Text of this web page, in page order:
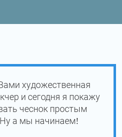
художественная
и сегодня я покажу
чеснок простым
а мы начинаем!